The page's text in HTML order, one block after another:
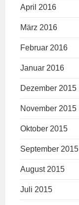
April 2016
März 2016
Februar 2016
Januar 2016
Dezember 2015
November 2015
Oktober 2015
September 2015
August 2015
Juli 2015